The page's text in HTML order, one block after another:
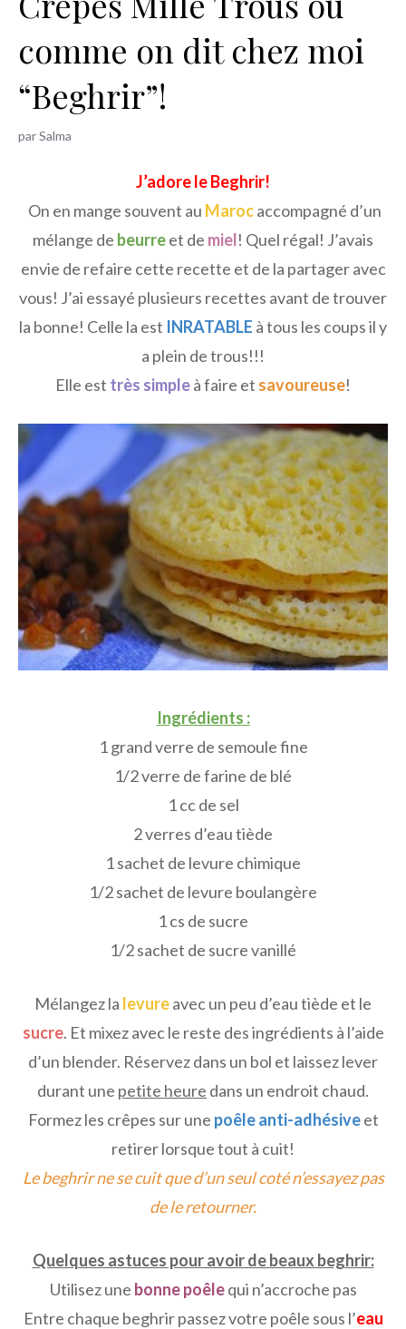
h
e
r
comme on dit chez moi
“Beghrir”!
parSalma
J’adore le Beghrir!
On en mange souvent au Marocaccompagné d’un
mélange de beurreet de miel! Quel régal! J’avais
envie de refaire cette recette et de la partager avec
vous! J’ai essayé plusieurs recettes avant de trouver
la bonne! Celle la est INRATABLE à tous les coups il y
a plein de trous!!!
Elle est très simpleà faire et savoureuse!
Ingrédients :
1 grand verre de semoule fine
1/2 verre de farine de blé
1 cc de sel
2 verres d’eau tiède
1 sachet de levure chimique
1/2 sachet de levure boulangère
1 cs de sucre
1/2 sachet de sucre vanillé
Mélangez la levureavec un peu d’eau tiède et le
sucre. Et mixez avec le reste des ingrédients à l’aide
d’un blender. Réservez dans un bol et laissez lever
durant une petite heure dans un endroit chaud.
Formez les crêpes sur une poêle anti-adhésiveet
retirer lorsque tout à cuit!
Le beghrir ne se cuit que d’un seul coté n’essayez pas
de le retourner.
Quelques astuces pour avoir de beaux beghrir:
Utilisez une bonne poêlequi n’accroche pas
Entre chaque beghrir passez votre poêle sous l’eau